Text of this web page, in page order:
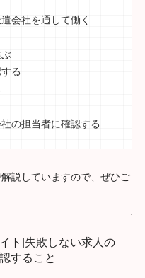
会社を通して働く
る
の担当者に確認する
説していますので、ぜひご
ト|失敗しない求人の
すること